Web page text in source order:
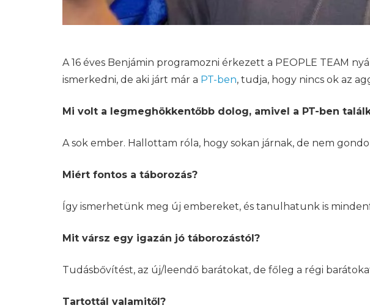
A 16 éves Benjámin programozni érkezett a PEOPLE TEAM
ismerkedni, de aki járt már a PT-ben, tudja, hogy nincs ok az
Mi volt a legmeghökkentőbb dolog, amivel a PT-ben
A sok ember. Hallottam róla, hogy sokan járnak, de nem
Miért fontos a táborozás?
Így ismerhetünk meg új embereket, és tanulhatunk is
Mit vársz egy igazán jó táborozástól?
Tudásbővítést, az új/leendő barátokat, de főleg a régi
Tartottál valamitől?